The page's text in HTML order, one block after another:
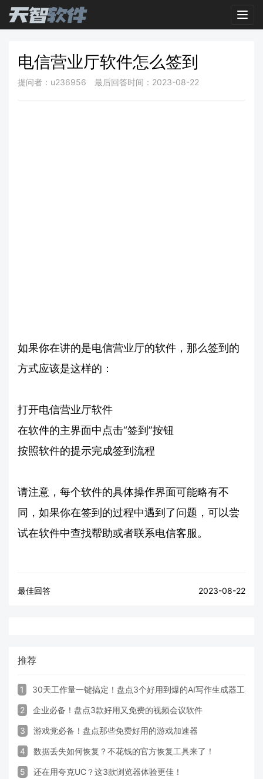
电信营业厅软件怎么签到
提问者：u236956 最后回答时间：2023-08-22
如果你在讲的是电信营业厅的软件，那么签到的
方式应该是这样的：
打开电信营业厅软件
在软件的主界面中点击“签到”按钮
按照软件的提示完成签到流程
请注意，每个软件的具体操作界面可能略有不
同，如果你在签到的过程中遇到了问题，可以尝
试在软件中查找帮助或者联系电信客服。
最佳回答 2023-08-22
推荐
1 30天工作量一键搞定！盘点3个好用到爆的AI写作生成器工具
2 企业必备！盘点3款好用又免费的视频会议软件
3 游戏党必备！盘点那些免费好用的游戏加速器
4 数据丢失如何恢复？不花钱的官方恢复工具来了！
5 还在用夸克UC？这3款浏览器体验更佳！